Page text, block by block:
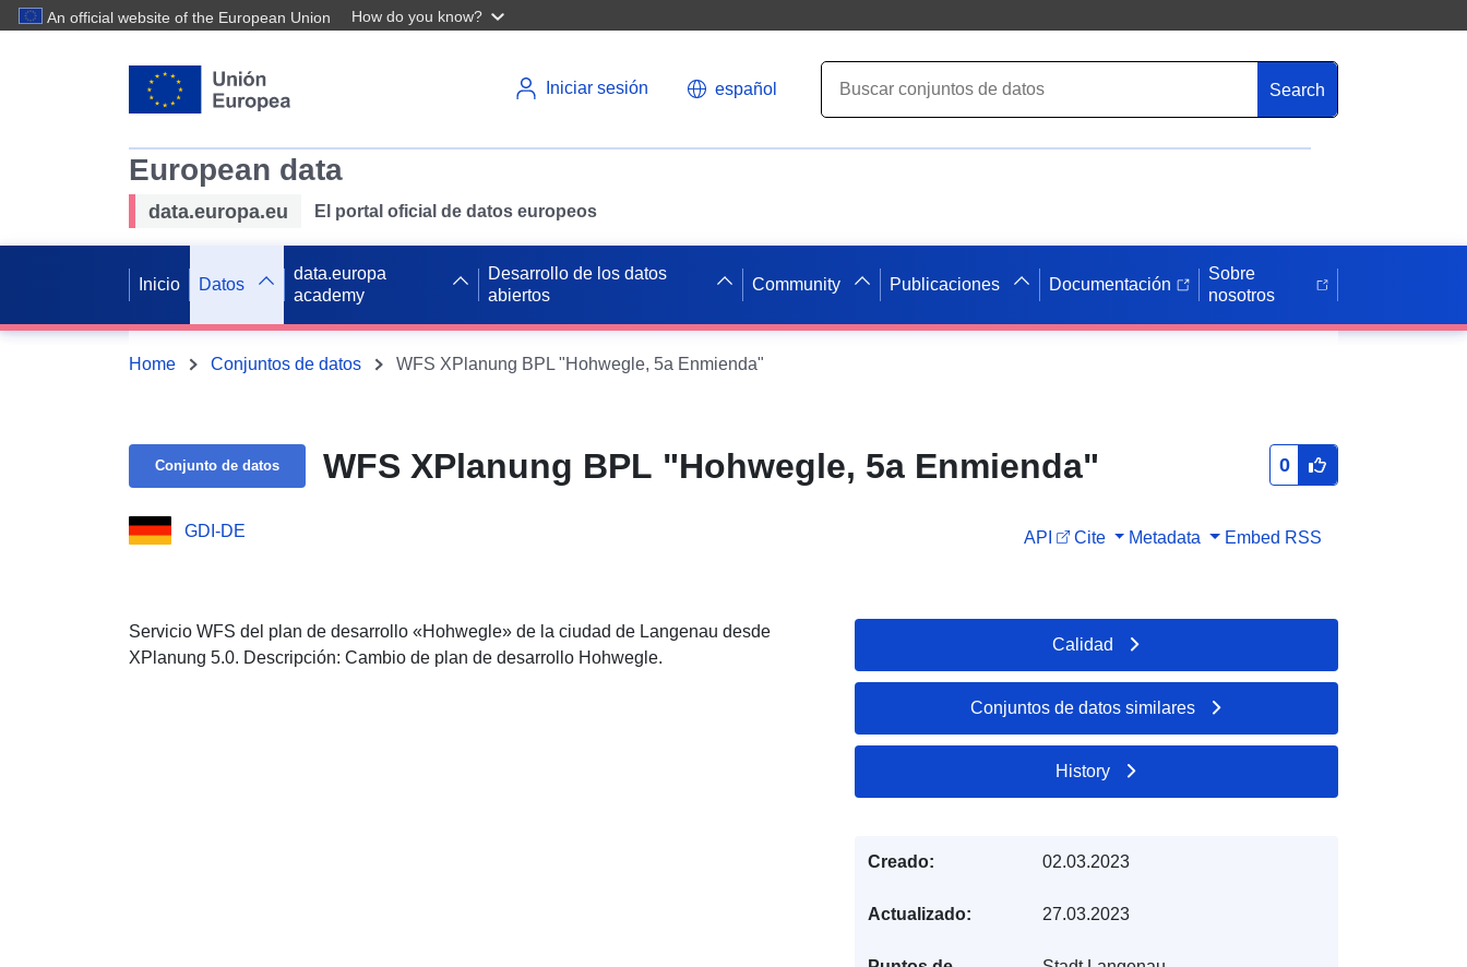
An official website of the European Union How do you know?
Iniciar sesión español Search
European data
data.europa.eu El portal oficial de datos europeos
Inicio Datos
data.europa
academy
Desarrollo de los datos
abiertos
Community Publicaciones Documentación
Sobre
nosotros
Home Conjuntos de datos WFS XPlanung BPL "Hohwegle, 5a Enmienda"
Conjunto de datos WFS XPlanung BPL "Hohwegle, 5a Enmienda" 0
GDI-DE API Cite Metadata Embed RSS
Servicio WFS del plan de desarrollo «Hohwegle» de la ciudad de Langenau desde
XPlanung 5.0. Descripción: Cambio de plan de desarrollo Hohwegle.
Calidad
Conjuntos de datos similares
History
Creado: 02.03.2023
Actualizado: 27.03.2023